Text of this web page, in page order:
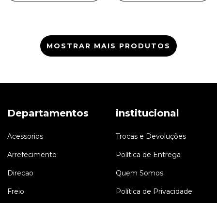
MOSTRAR MAIS PRODUTOS
Departamentos
Acessorios
Arrefecimento
Direcao
Freio
institucional
Trocas e Devoluções
Política de Entrega
Quem Somos
Política de Privacidade